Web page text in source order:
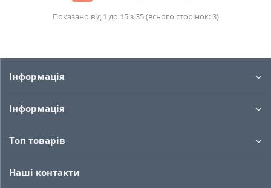
Показано від 1 до 15 з 35 (всього сторінок: 3)
Інформація
Інформація
Топ товарів
Наші контакти